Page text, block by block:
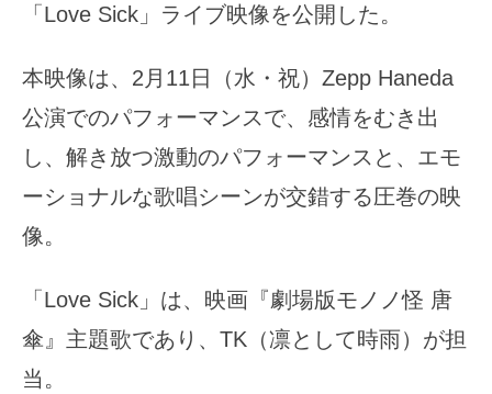
「Love Sick」ライブ映像を公開した。
本映像は、2月11日（水・祝）Zepp Haneda
公演でのパフォーマンスで、感情をむき出
し、解き放つ激動のパフォーマンスと、エモ
ーショナルな歌唱シーンが交錯する圧巻の映
像。
「Love Sick」は、映画『劇場版モノノ怪 唐
傘』主題歌であり、TK（凛として時雨）が担
当。